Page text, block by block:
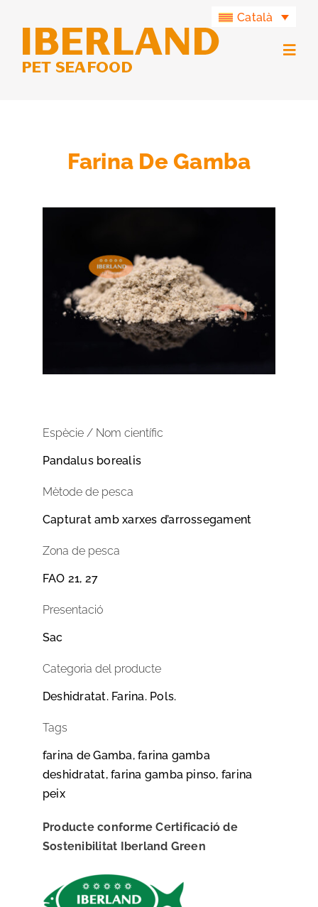
Català
Grup IberlandFarina De Gamba
Espècie / Nom científic
Pandalus borealis
Mètode de pesca
Capturat amb xarxes d’arrossegament
Zona de pesca
FAO 21, 27
Presentació
Sac
Categoria del producte
Deshidratat. Farina. Pols.
Tags
farina de Gamba, farina gamba
deshidratat, farina gamba pinso, farina
peix
Producte conforme Certificació de
Sostenibilitat Iberland Green